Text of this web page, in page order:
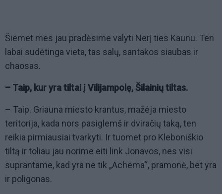
Šiemet mes jau pradėsime valyti Nerį ties Kaunu. Ten
labai sudėtinga vieta, tas salų, santakos siaubas ir
chaosas.
– Taip, kur yra tiltai į Vilijampolę, Šilainių tiltas.
– Taip. Griauna miesto krantus, mažėja miesto
teritorija, kada nors pasiglemš ir dviračių taką, ten
reikia pirmiausiai tvarkyti. Ir tuomet pro Kleboniškio
tiltą ir toliau jau norime eiti link Jonavos, nes visi
suprantame, kad yra ne tik „Achema“, pramonė, bet yra
ir poligonas.